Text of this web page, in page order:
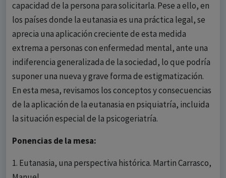
capacidad de la persona para solicitarla. Pese a ello, en
los países donde la eutanasia es una práctica legal, se
aprecia una aplicación creciente de esta medida
extrema a personas con enfermedad mental, ante una
indiferencia generalizada de la sociedad, lo que podría
suponer una nueva y grave forma de estigmatización.
En esta mesa, revisamos los conceptos y consecuencias
de la aplicación de la eutanasia en psiquiatría, incluida
la situación especial de la psicogeriatría.
Ponencias de la mesa:
1. Eutanasia, una perspectiva histórica. Martin Carrasco,